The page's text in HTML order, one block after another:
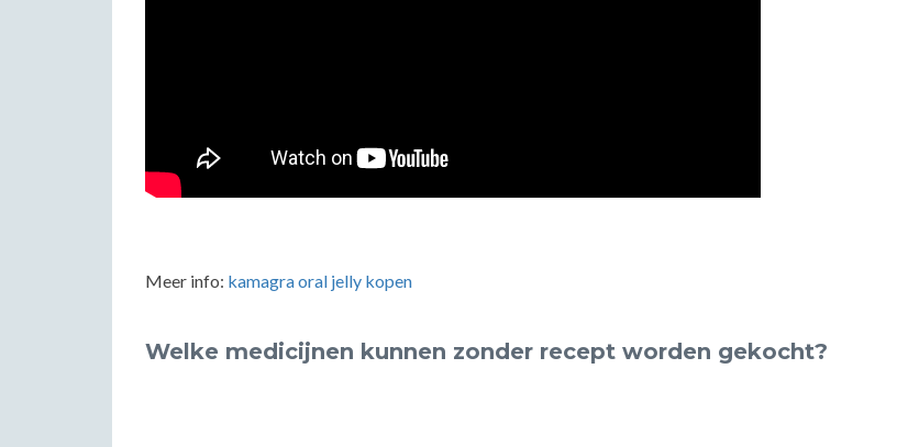
Meer info: kamagra oral jelly kopen
Welke medicijnen kunnen zonder recept worden gekocht?